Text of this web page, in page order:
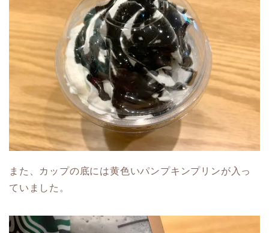
また、カップの底には黄色いパンプキンプリンが入っ
ていました。